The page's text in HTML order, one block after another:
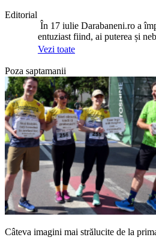
Editorial
În 17 iulie Darabaneni.ro a
entuziast fiind, ai puterea și
Vezi toate
Poza saptamanii
Câteva imagini mai strălucite de la